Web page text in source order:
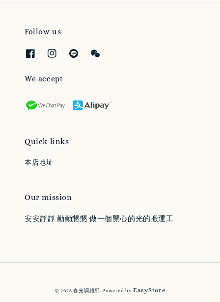
Follow us
We accept
Quick links
本店地址
Our mission
安安靜靜 勤勤懇懇 做一個開心的光的搬運工
© 2026 春光調頻所. Powered byEasyStore